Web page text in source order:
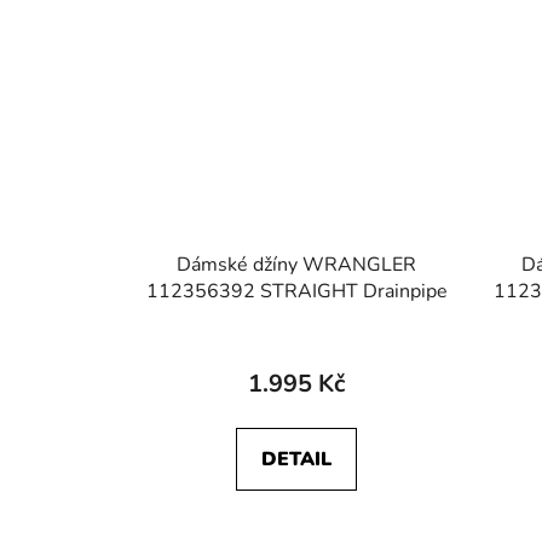
Dámské džíny WRANGLER
112356392 STRAIGHT Drainpipe
1.995 Kč
DETAIL